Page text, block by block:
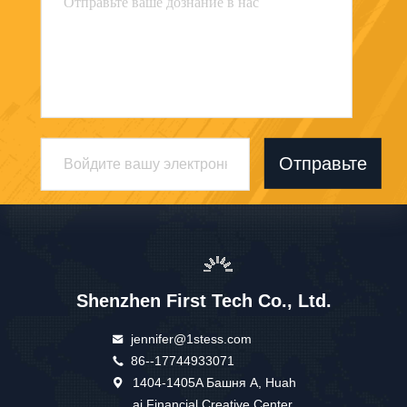
Отправьте
Shenzhen First Tech Co., Ltd.
jennifer@1stess.com
86--17744933071
1404-1405A Башня А, Huah